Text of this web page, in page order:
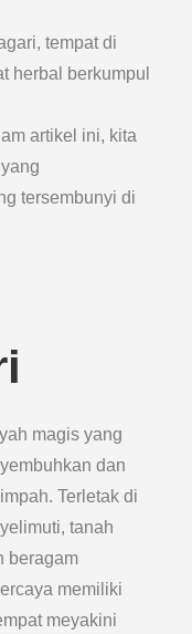
tempat di
herbal berkumpul
artikel ini, kita
tersembunyi di
magis yang
dan
Terletak di
tanah
beragam
memiliki
meyakini